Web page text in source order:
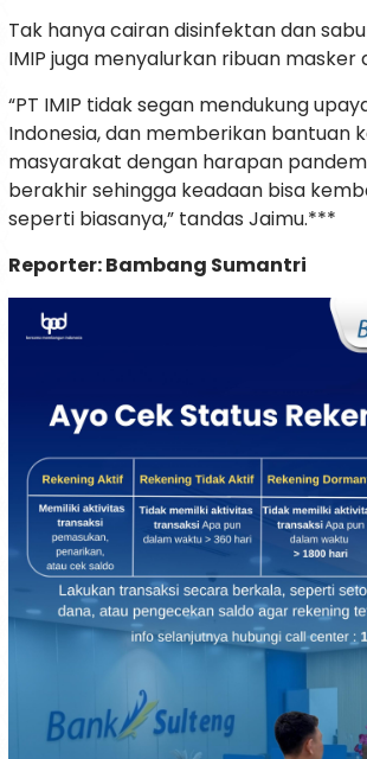
Tak hanya cairan disinfektan dan
IMIP juga menyalurkan ribuan masker
“PT IMIP tidak segan mendukung
Indonesia, dan memberikan bantuan
masyarakat dengan harapan
berakhir sehingga keadaan bisa
seperti biasanya,” tandas Jaimu.***
Reporter: Bambang Sumantri